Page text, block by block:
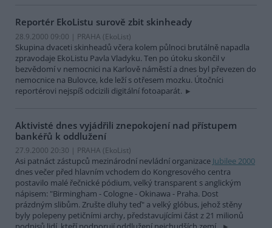
Reportér EkoListu surově zbit skinheady
28.9.2000 09:00 | PRAHA (EkoList)
Skupina dvaceti skinheadů včera kolem půlnoci brutálně napadla
zpravodaje EkoListu Pavla Vladyku. Ten po útoku skončil v
bezvědomí v nemocnici na Karlově náměstí a dnes byl převezen do
nemocnice na Bulovce, kde leží s otřesem mozku. Útočníci
reportérovi nejspíš odcizili digitální fotoaparát.
Aktivisté dnes vyjádřili znepokojení nad přístupem
bankéřů k oddlužení
27.9.2000 20:30 | PRAHA (EkoList)
Asi patnáct zástupců mezinárodní nevládní organizace Jubilee 2000
dnes večer před hlavním vchodem do Kongresového centra
postavilo malé řečnické pódium, velký transparent s anglickým
nápisem: "Birmingham - Cologne - Okinawa - Praha. Dost
prázdným slibům. Zrušte dluhy teď" a velký glóbus, jehož stěny
byly polepeny petičními archy, představujícími část z 21 milionů